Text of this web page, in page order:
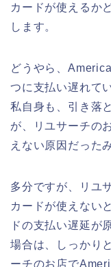
カードが使えるか
します。
どうやら、
つに支払い遅れて
私自身も、引き落
が、リユサーチの
えない原因だった
多分ですが、リユ
カードが使えない
ドの支払い遅延が
場合は、しっかり
ーチのお店で